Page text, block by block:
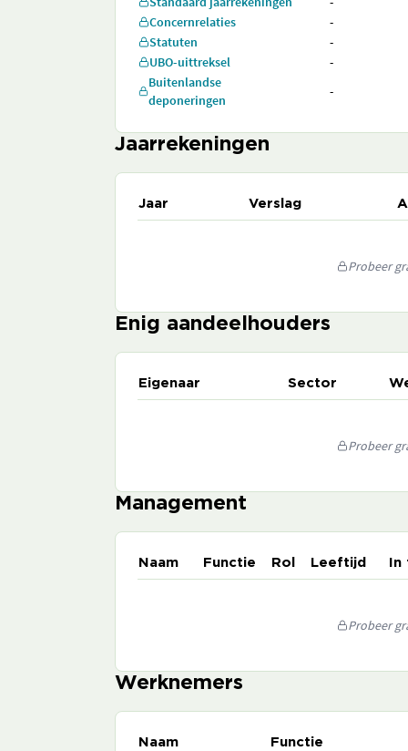
Concernrelaties
-
Statuten
-
UBO-uittreksel
-
Buitenlandse
deponeringen
-
Jaarrekeningen
Jaar Verslag
Probeer
Enig aandeelhouders
Eigenaar Sector
Probeer
Management
Naam Functie Rol Leeftijd
Probeer
Werknemers
Naam Functie